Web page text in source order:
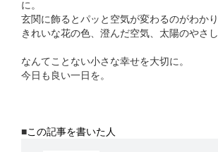
に。
玄関に飾るとパッと空気が変わるのがわかり
きれいな花の色、澄んだ空気、太陽のやさし
なんてことない小さな幸せを大切に。
今日も良い一日を。
■この記事を書いた人